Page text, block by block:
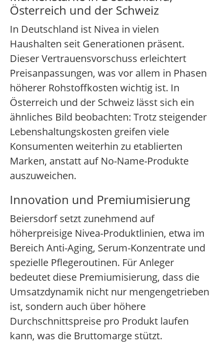
Österreich und der Schweiz
In Deutschland ist Nivea in vielen
Haushalten seit Generationen präsent.
Dieser Vertrauensvorschuss erleichtert
Preisanpassungen, was vor allem in Phasen
höherer Rohstoffkosten wichtig ist. In
Österreich und der Schweiz lässt sich ein
ähnliches Bild beobachten: Trotz steigender
Lebenshaltungskosten greifen viele
Konsumenten weiterhin zu etablierten
Marken, anstatt auf No-Name-Produkte
auszuweichen.
Innovation und Premiumisierung
Beiersdorf setzt zunehmend auf
höherpreisige Nivea-Produktlinien, etwa im
Bereich Anti-Aging, Serum-Konzentrate und
spezielle Pflegeroutinen. Für Anleger
bedeutet diese Premiumisierung, dass die
Umsatzdynamik nicht nur mengengetrieben
ist, sondern auch über höhere
Durchschnittspreise pro Produkt laufen
kann, was die Bruttomarge stützt.